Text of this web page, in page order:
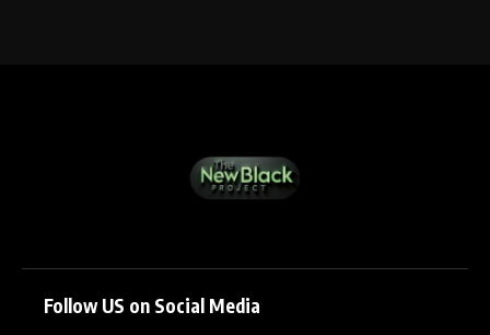
Follow US on Social Media